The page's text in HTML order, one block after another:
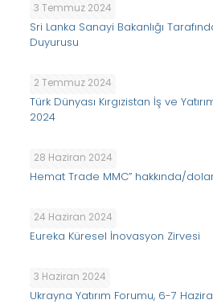
3 Temmuz 2024
Sri Lanka Sanayi Bakanlığı
Duyurusu
2 Temmuz 2024
Türk Dünyası Kırgızistan İş ve
2024
28 Haziran 2024
Hemat Trade MMC” hakkında/
24 Haziran 2024
Eureka Küresel İnovasyon Zirvesi
3 Haziran 2024
Ukrayna Yatırım Forumu, 6-7